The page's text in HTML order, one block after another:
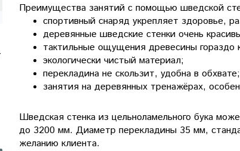
Преимущества занятий с помощью шведской
спортивный снаряд укрепляет здоровье,
деревянные шведские стенки очень
тактильные ощущения древесины гораздо
экологически чистый материал;
перекладина не скользит, удобна в обхвате;
занятия на деревянных тренажёрах,
Шведская стенка из цельноламельного бука
до 3200 мм. Диаметр перекладины 35 мм,
желанию клиента.